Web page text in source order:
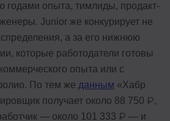
годами опыта, тимлиды, продакт-
Junior же конкурирует не
а за его нижнюю
которые работодатели готовы
опыта или с
По тем же данным «Хабр
получает около 88 750 ₽,
— около 101 333 ₽ — и